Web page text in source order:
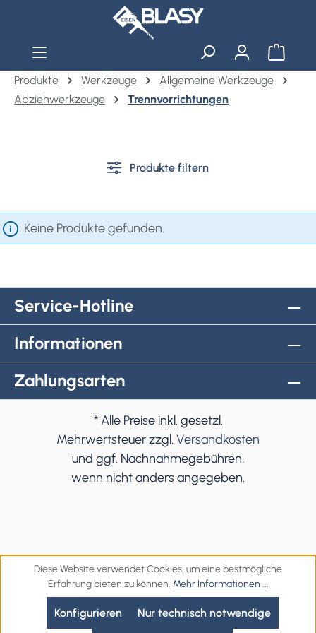
Zum Hauptinhalt springen
Produkte
Werkzeuge
Allgemeine Werkzeuge
Abziehwerkzeuge
Trennvorrichtungen
Produkte filtern
Keine Produkte gefunden.
Service-Hotline
Informationen
Zahlungsarten
* Alle Preise inkl. gesetzl.
Mehrwertsteuer zzgl. Versandkosten
und ggf. Nachnahmegebühren,
wenn nicht anders angegeben.
Diese Website verwendet Cookies, um eine bestmögliche
Erfahrung bieten zu können. Mehr Informationen ...
Nur technisch notwendige
Konfigurieren